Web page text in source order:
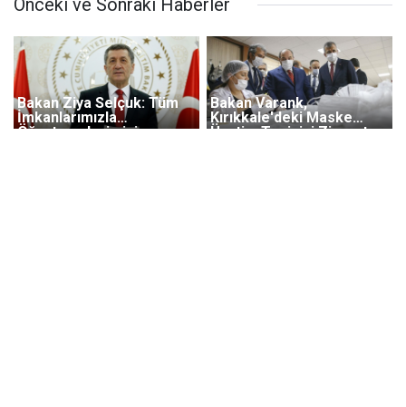
Önceki ve Sonraki Haberler
Bakan Ziya Selçuk: Tüm
İmkanlarımızla
Öğretmenlerimizin
Bakan Varank,
Kırıkkale'deki Maske
Üretim Tesisini Ziyaret